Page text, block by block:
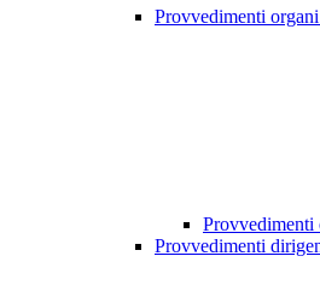
Provvedimenti
Provvedimenti